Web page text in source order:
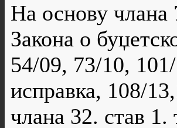
На основу члана
Закона о
54/09, 73/10,
исправка, 108/
члана 32. став 1.